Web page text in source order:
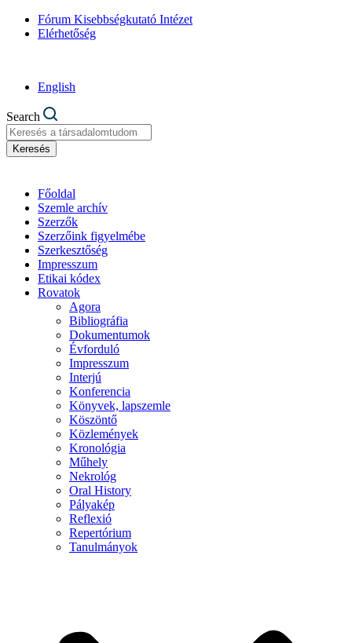
Fórum Kisebbségkutató Intézet
Elérhetőség
English
Search
Keresés
Főoldal
Szemle archív
Szerzők
Szerzőink figyelmébe
Szerkesztőség
Impresszum
Etikai kódex
Rovatok
Agora
Bibliográfia
Dokumentumok
Évforduló
Impresszum
Interjú
Konferencia
Könyvek, lapszemle
Köszöntő
Közlemények
Kronológia
Műhely
Nekrológ
Oral History
Pályakép
Reflexió
Repertórium
Tanulmányok